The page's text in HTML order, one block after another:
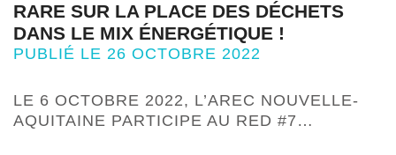
RARE SUR LA PLACE DES DÉCHETS
DANS LE MIX ÉNERGÉTIQUE !
PUBLIÉ LE 26 OCTOBRE 2022
LE 6 OCTOBRE 2022, L’AREC NOUVELLE-
AQUITAINE PARTICIPE AU RED #7…